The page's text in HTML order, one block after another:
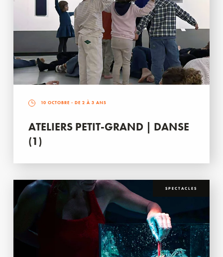
10 OCTOBRE - DE 2 À 3 ANS
ATELIERS PETIT-GRAND | DANSE
(1)
SPECTACLES